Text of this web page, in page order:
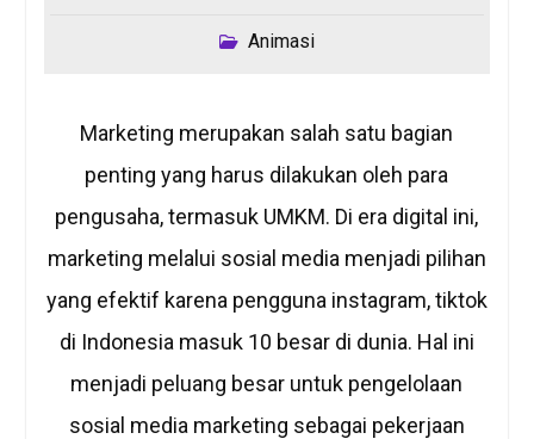
Animasi
Marketing merupakan salah satu bagian
penting yang harus dilakukan oleh para
pengusaha, termasuk UMKM. Di era digital ini,
marketing melalui sosial media menjadi pilihan
yang efektif karena pengguna instagram, tiktok
di Indonesia masuk 10 besar di dunia. Hal ini
menjadi peluang besar untuk pengelolaan
sosial media marketing sebagai pekerjaan